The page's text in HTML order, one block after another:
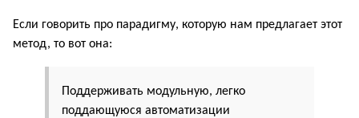
Если говорить про парадигму, которую нам предлагает этот
метод, то вот она:
Поддерживать модульную, легко
поддающуюся автоматизации